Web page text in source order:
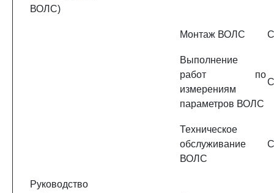
ВОЛС)
Монтаж ВОЛС
Выполнение
работ по
измерениям
параметров ВОЛС
Техническое
обслуживание
ВОЛС
Руководство